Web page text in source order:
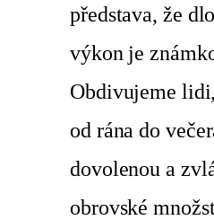
představa, že
výkon je
Obdivujeme
od rána do
dovolenou a
obrovské